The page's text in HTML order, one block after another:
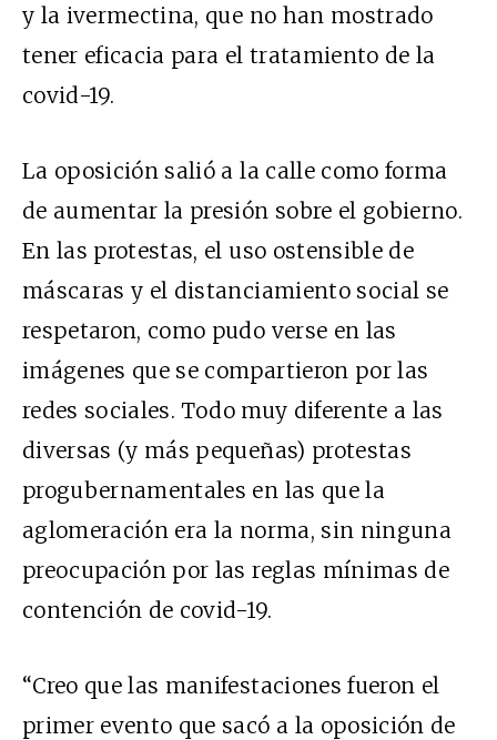
y la ivermectina, que no han mostrado
tener eficacia para el tratamiento de la
covid-19.
La oposición salió a la calle como forma
de aumentar la presión sobre el gobierno.
En las protestas, el uso ostensible de
máscaras y el distanciamiento social se
respetaron, como pudo verse en las
imágenes que se compartieron por las
redes sociales. Todo muy diferente a las
diversas (y más pequeñas) protestas
progubernamentales en las que la
aglomeración era la norma, sin ninguna
preocupación por las reglas mínimas de
contención de covid-19.
“Creo que las manifestaciones fueron el
primer evento que sacó a la oposición de